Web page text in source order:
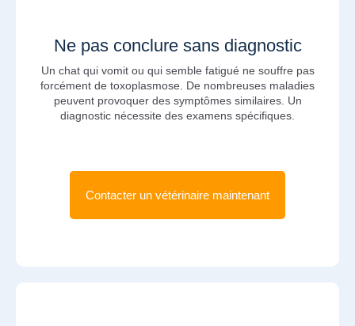
Ne pas conclure sans diagnostic
Un chat qui vomit ou qui semble fatigué ne souffre pas
forcément de toxoplasmose. De nombreuses maladies
peuvent provoquer des symptômes similaires. Un
diagnostic nécessite des examens spécifiques.
Contacter un vétérinaire maintenant